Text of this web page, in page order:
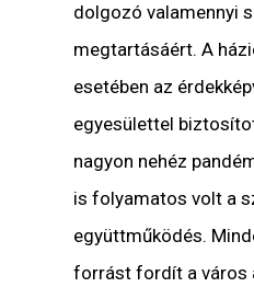
dolgozó valamennyi
megtartásáért. A
esetében az
egyesülettel
nagyon nehéz
is folyamatos volt a
együttműködés.
forrást fordít a város